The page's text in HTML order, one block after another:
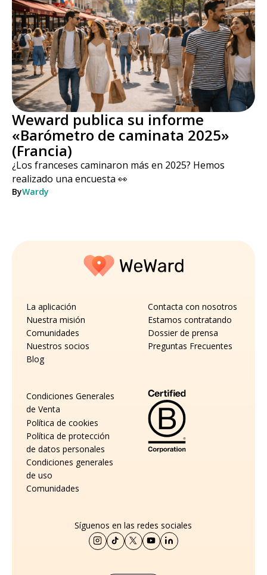
Weward publica su informe
«Barómetro de caminata 2025»
(Francia)
¿Los franceses caminaron más en 2025? Hemos
realizado una encuesta 👀
ByWardy
La aplicación
Nuestra misión
Comunidades
Nuestros socios
Blog
Contacta con nosotros
Estamos contratando
Dossier de prensa
Preguntas Frecuentes
Condiciones Generales
de Venta
Política de cookies
Política de protección
de datos personales
Condiciones generales
de uso
Comunidades
Síguenos en las redes sociales